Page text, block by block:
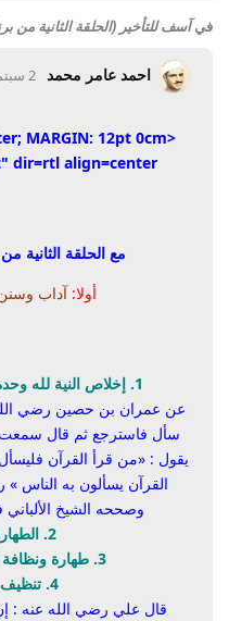
فيآسف للتأخير (الحلقة الثانية من
احمد عامر محمد 2 سبتمبر 2009
MARGIN: 12pt 0cm
dir=rtl align=center>
مع الحلقة الثانية
أولا: آداب وسنن
1. إخلاص النية لله
عن عمران بن حصين رضي
سأل فاسترجع ثم قال سمعت
يقول : «من قرأ القرآن
القرآن يسألون به الناس »
وصححه الشيخ
2. الطهارة من الحدثين
3. طهارة ونظافة المكان والبدن والثياب
4. تنظيف الفم بالسواك
قال علي رضي الله عنه :